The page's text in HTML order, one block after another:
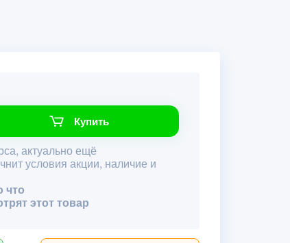
Купить
актуально ещё
условия акции, наличие и
что
этот товар